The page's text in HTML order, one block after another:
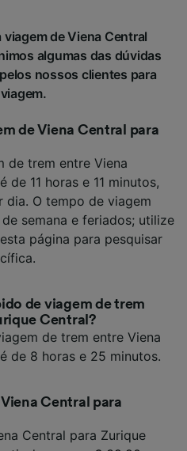
de Viena Central
algumas das dúvidas
nossos clientes para
de Viena Central para
de trem entre Viena
de 11 horas e 11 minutos,
dia. O tempo de viagem
semana e feriados; utilize
página para pesquisar
de viagem de trem
Central?
de trem entre Viena
de 8 horas e 25 minutos.
Central para
Central para Zurique